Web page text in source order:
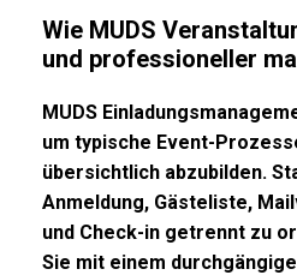
Wie MUDS
und professioneller
MUDS
um typische Event-
übersichtlich abzubilden.
Anmeldung, Gästeliste,
und Check-in getrennt zu
Sie mit einem